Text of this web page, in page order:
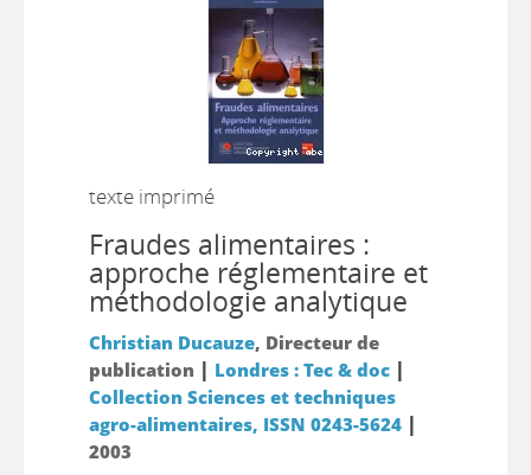
texte imprimé
Fraudes alimentaires :
approche réglementaire et
méthodologie analytique
Christian Ducauze, Directeur de
publication | Londres : Tec & doc|
Collection Sciences et techniques
agro-alimentaires, ISSN 0243-5624|
2003